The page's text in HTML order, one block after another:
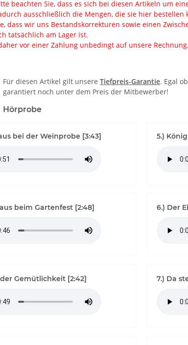
beachten Sie, dass es sich bei diesen Artikeln um
ausschließlich die Mengen, die sie hier bestellen
dass wir uns Bestandskorrekturen sowie einen
tatsächlich am Lager ist.
vor einer Zahlung unbedingt auf unsere
Für diesen Artikel gilt unsere Tiefpreis-Garantie. Egal
garantiert noch unter dem Preis der Mitbewerber!
Hörprobe
1.) Klaus & Klaus bei der Weinprobe [3:43]
2.) Klaus & Klaus beim Gartenfest [2:48]
3.) Ein Prosit der Gemütlichkeit [2:42]